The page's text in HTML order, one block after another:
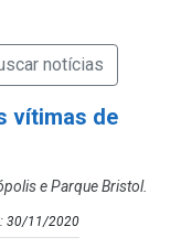
a Busca de Notícias
vítimas de
e Parque Bristol.
30/11/2020